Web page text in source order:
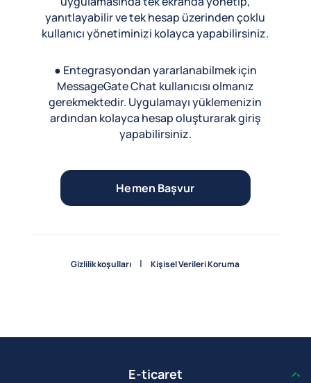
yanıtlayabilir ve tek hesap üzerinden çoklu
kullanıcı yönetiminizi kolayca yapabilirsiniz.
● Entegrasyondan yararlanabilmek için
MessageGate Chat kullanıcısı olmanız
gerekmektedir. Uygulamayı yüklemenizin
ardından kolayca hesap oluşturarak giriş
yapabilirsiniz.
Hemen Başvur
Gizlilik koşulları |Kişisel Verileri Koruma
E-ticaret